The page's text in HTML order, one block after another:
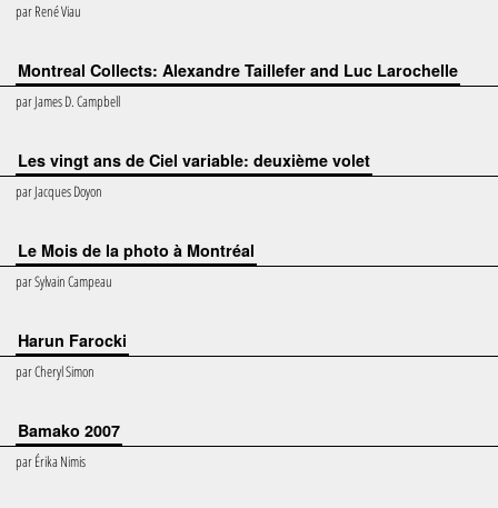
parRené Viau
Montreal Collects: Alexandre Taillefer and Luc Larochelle
parJames D. Campbell
Les vingt ans de Ciel variable: deuxième volet
parJacques Doyon
Le Mois de la photo à Montréal
parSylvain Campeau
Harun Farocki
parCheryl Simon
Bamako 2007
parÉrika Nimis